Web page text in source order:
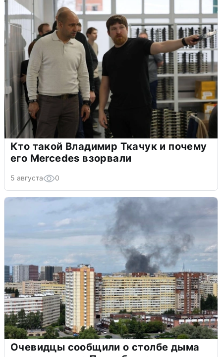
Кто такой Владимир Ткачук и почему
его Mercedes взорвали
5 августа 0
Очевидцы сообщили о столбе дыма